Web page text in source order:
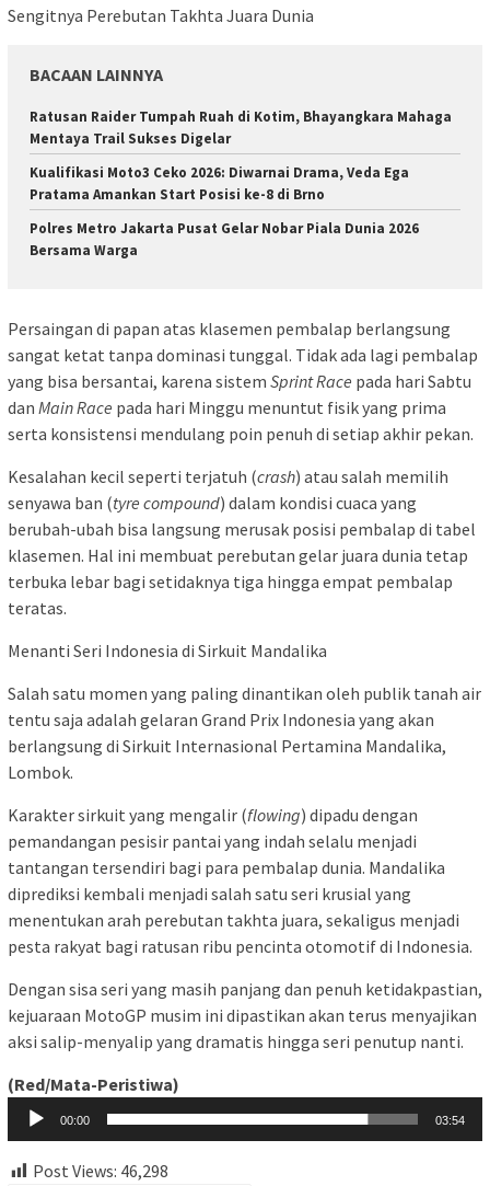
Sengitnya Perebutan Takhta Juara Dunia
BACAAN LAINNYA
Ratusan Raider Tumpah Ruah di Kotim, Bhayangkara Mahaga
Mentaya Trail Sukses Digelar
Kualifikasi Moto3 Ceko 2026: Diwarnai Drama, Veda Ega
Pratama Amankan Start Posisi ke-8 di Brno
Polres Metro Jakarta Pusat Gelar Nobar Piala Dunia 2026
Bersama Warga
Persaingan di papan atas klasemen pembalap berlangsung
sangat ketat tanpa dominasi tunggal. Tidak ada lagi pembalap
yang bisa bersantai, karena sistem Sprint Race pada hari Sabtu
dan Main Race pada hari Minggu menuntut fisik yang prima
serta konsistensi mendulang poin penuh di setiap akhir pekan.
Kesalahan kecil seperti terjatuh (crash) atau salah memilih
senyawa ban (tyre compound) dalam kondisi cuaca yang
berubah-ubah bisa langsung merusak posisi pembalap di tabel
klasemen. Hal ini membuat perebutan gelar juara dunia tetap
terbuka lebar bagi setidaknya tiga hingga empat pembalap
teratas.
Menanti Seri Indonesia di Sirkuit Mandalika
Salah satu momen yang paling dinantikan oleh publik tanah air
tentu saja adalah gelaran Grand Prix Indonesia yang akan
berlangsung di Sirkuit Internasional Pertamina Mandalika,
Lombok.
Karakter sirkuit yang mengalir (flowing) dipadu dengan
pemandangan pesisir pantai yang indah selalu menjadi
tantangan tersendiri bagi para pembalap dunia. Mandalika
diprediksi kembali menjadi salah satu seri krusial yang
menentukan arah perebutan takhta juara, sekaligus menjadi
pesta rakyat bagi ratusan ribu pencinta otomotif di Indonesia.
Dengan sisa seri yang masih panjang dan penuh ketidakpastian,
kejuaraan MotoGP musim ini dipastikan akan terus menyajikan
aksi salip-menyalip yang dramatis hingga seri penutup nanti.
(Red/Mata-Peristiwa)
Audio
00:00 03:54
Post Views: 46,298